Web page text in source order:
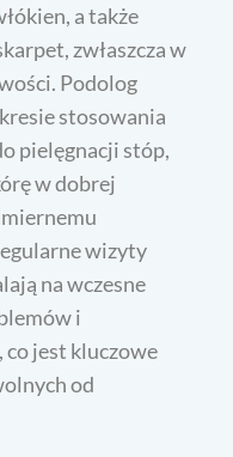
a także
zwłaszcza w
Podolog
stosowania
pielęgnacji stóp,
w dobrej
wizyty
na wczesne
i
jest kluczowe
od